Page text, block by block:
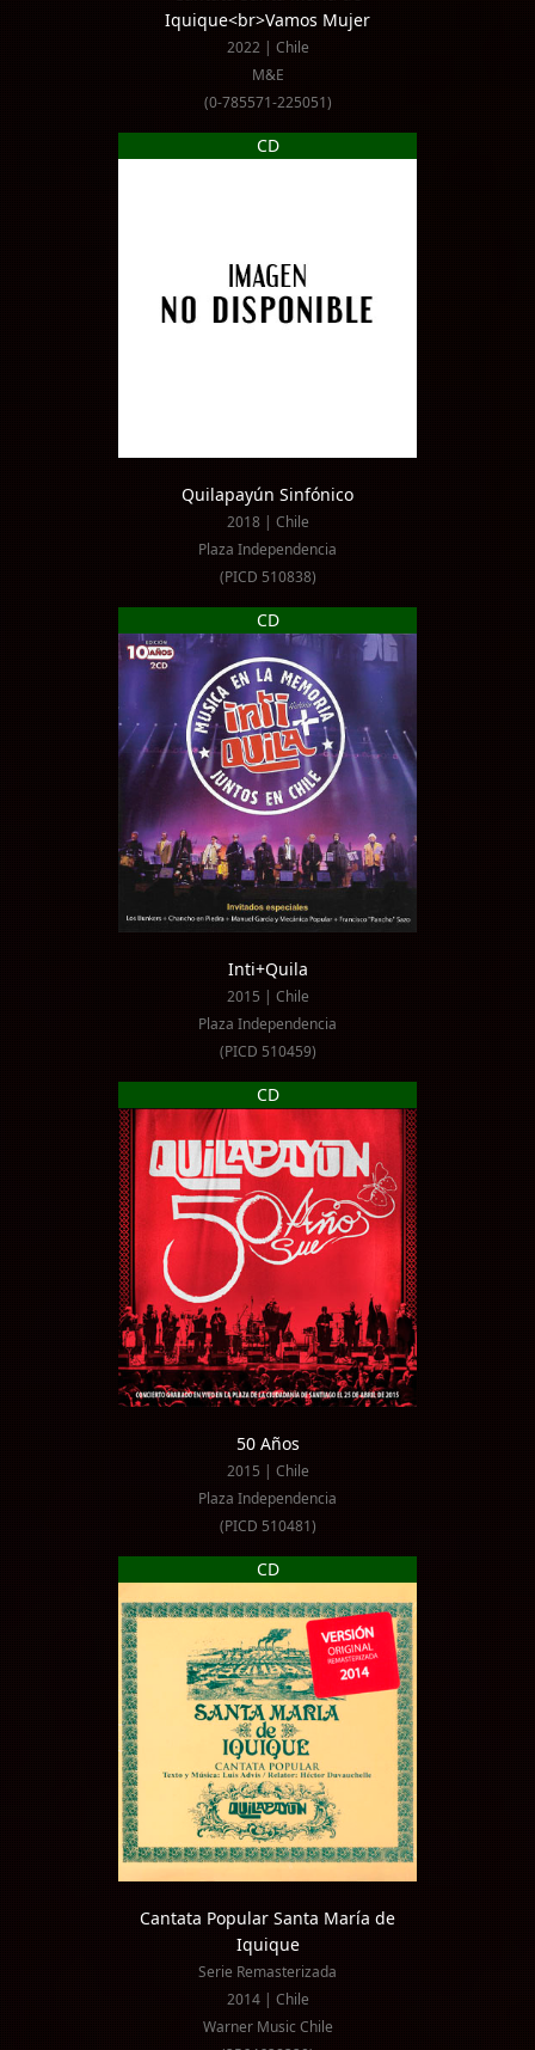
Iquique<br>Vamos Mujer
2022 | Chile
M&E
(0-785571-225051)
CD
Quilapayún Sinfónico
2018 | Chile
Plaza Independencia
(PICD 510838)
CD
Inti+Quila
2015 | Chile
Plaza Independencia
(PICD 510459)
CD
50 Años
2015 | Chile
Plaza Independencia
(PICD 510481)
CD
Cantata Popular Santa María de
Iquique
Serie Remasterizada
2014 | Chile
Warner Music Chile